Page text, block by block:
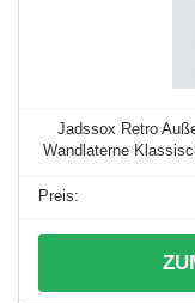
Jadssox Retro
Wandlaterne